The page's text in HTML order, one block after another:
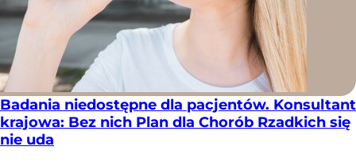
Badania niedostępne dla pacjentów. Konsultant
krajowa: Bez nich Plan dla Chorób Rzadkich się
nie uda